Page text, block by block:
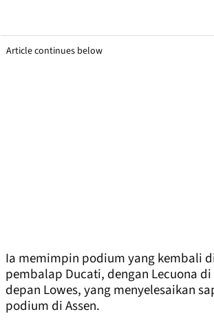
Article continues below
Ia memimpin podium yang kembali
pembalap Ducati, dengan Lecuona
depan Lowes, yang menyelesaikan
podium di Assen.